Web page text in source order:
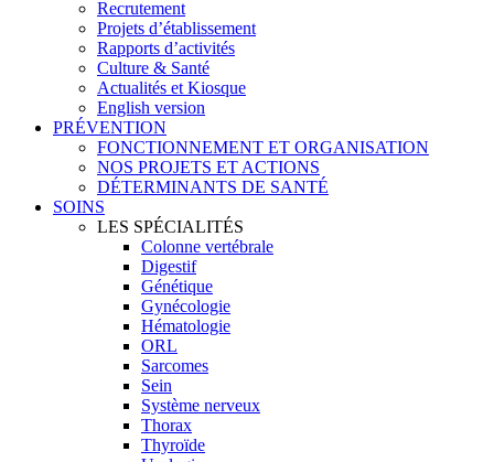
Recrutement
Projets d’établissement
Rapports d’activités
Culture & Santé
Actualités et Kiosque
English version
PRÉVENTION
FONCTIONNEMENT ET ORGANISATION
NOS PROJETS ET ACTIONS
DÉTERMINANTS DE SANTÉ
SOINS
LES SPÉCIALITÉS
Colonne vertébrale
Digestif
Génétique
Gynécologie
Hématologie
ORL
Sarcomes
Sein
Système nerveux
Thorax
Thyroïde